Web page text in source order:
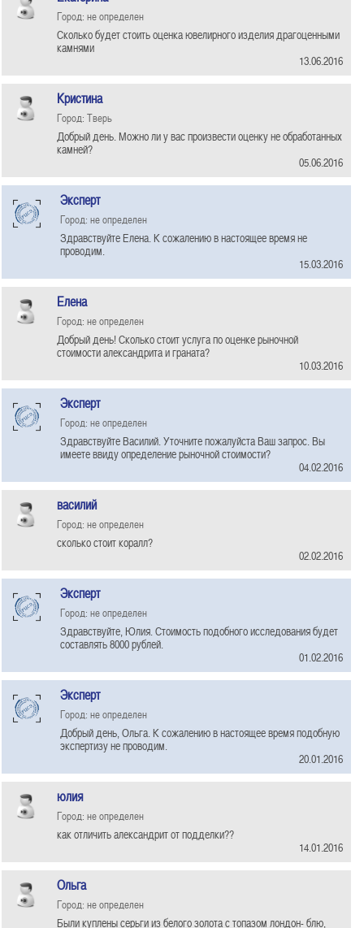
Город: не определен
Сколько будет стоить оценка ювелирного изделия драгоценными
камнями
13.06.2016
Кристина
Город: Тверь
Добрый день. Можно ли у вас произвести оценку не обработанных
камней?
05.06.2016
Эксперт
Город: не определен
Здравствуйте Елена. К сожалению в настоящее время не
проводим.
15.03.2016
Елена
Город: не определен
Добрый день! Сколько стоит услуга по оценке рыночной
стоимости александрита и граната?
10.03.2016
Эксперт
Город: не определен
Здравствуйте Василий. Уточните пожалуйста Ваш запрос. Вы
имеете ввиду определение рыночной стоимости?
04.02.2016
василий
Город: не определен
сколько стоит коралл?
02.02.2016
Эксперт
Город: не определен
Здравствуйте, Юлия. Стоимость подобного исследования будет
составлять 8000 рублей.
01.02.2016
Эксперт
Город: не определен
Добрый день, Ольга. К сожалению в настоящее время подобную
экспертизу не проводим.
20.01.2016
юлия
Город: не определен
как отличить александрит от подделки??
14.01.2016
Ольга
Город: не определен
Были куплены серьги из белого золота с топазом лондон- блю,